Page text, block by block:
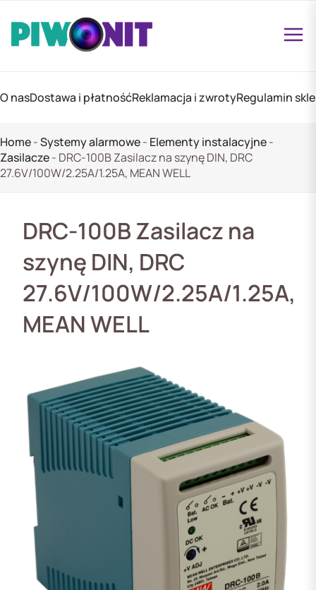
O nasDostawa i płatnośćReklamacja i zwrotyRegulamin
Home-Systemy alarmowe- Elementy instalacyjne-
Zasilacze- DRC-100B Zasilacz na szynę DIN, DRC
27.6V/100W/2.25A/1.25A, MEAN WELL
DRC-100B Zasilacz na
szynę DIN, DRC
27.6V/100W/2.25A/1.25A,
MEAN WELL